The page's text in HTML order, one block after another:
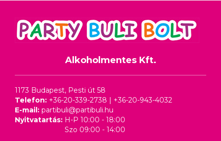
Alkoholmentes Kft.
1173 Budapest, Pesti út 58
Telefon: +36-20-339-2738 | +36-20-943-4032
E-mail: partibuli@partibuli.hu
Nyitvatartás: H-P 10:00 - 18:00
Szo 09:00 - 14:00